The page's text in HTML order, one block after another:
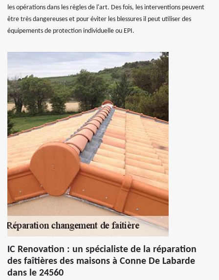
les opérations dans les règles de l'art. Des fois, les interventions peuvent
être très dangereuses et pour éviter les blessures il peut utiliser des
équipements de protection individuelle ou EPI.
IC Renovation : un spécialiste de la réparation
des faîtières des maisons à Conne De Labarde
dans le 24560